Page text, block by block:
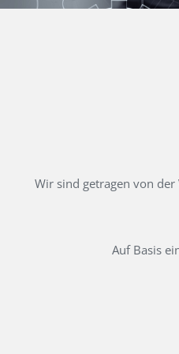
Wir sind getragen von
Auf Basis